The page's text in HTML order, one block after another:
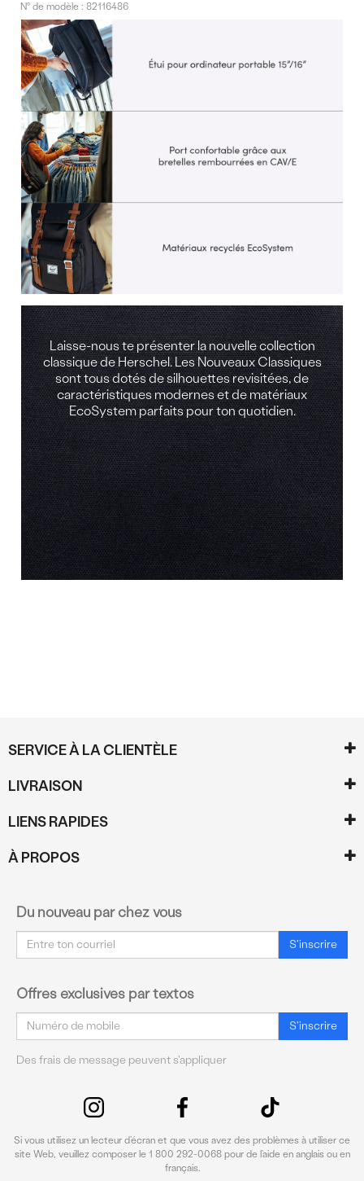
N° de modèle :82116486
Infos
sur
le
produit
Laisse-nous te présenter la nouvelle collection
classique de Herschel. Les Nouveaux Classiques
sont tous dotés de silhouettes revisitées, de
caractéristiques modernes et de matériaux
EcoSystem parfaits pour ton quotidien.
SERVICE À LA CLIENTÈLE
LIVRAISON
LIENS RAPIDES
À PROPOS
Du nouveau par chez vous
Courriel S'inscrire
Offres exclusives par textos
Courriel S'inscrire
Des frais de message peuvent s'appliquer
Si vous utilisez un lecteur d’écran et que vous avez des problèmes à utiliser ce
site Web, veuillez composer le 1 800 292-0068 pour de l’aide en anglais ou en
français.